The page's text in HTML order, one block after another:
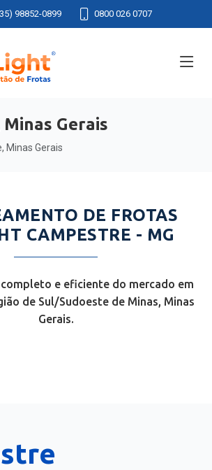
98852-0899 0800 026 0707
Gerais
Minas Gerais
DE FROTAS
CAMPESTRE - MG
e eficiente do mercado em
de Sul/Sudoeste de Minas, Minas
Gerais.